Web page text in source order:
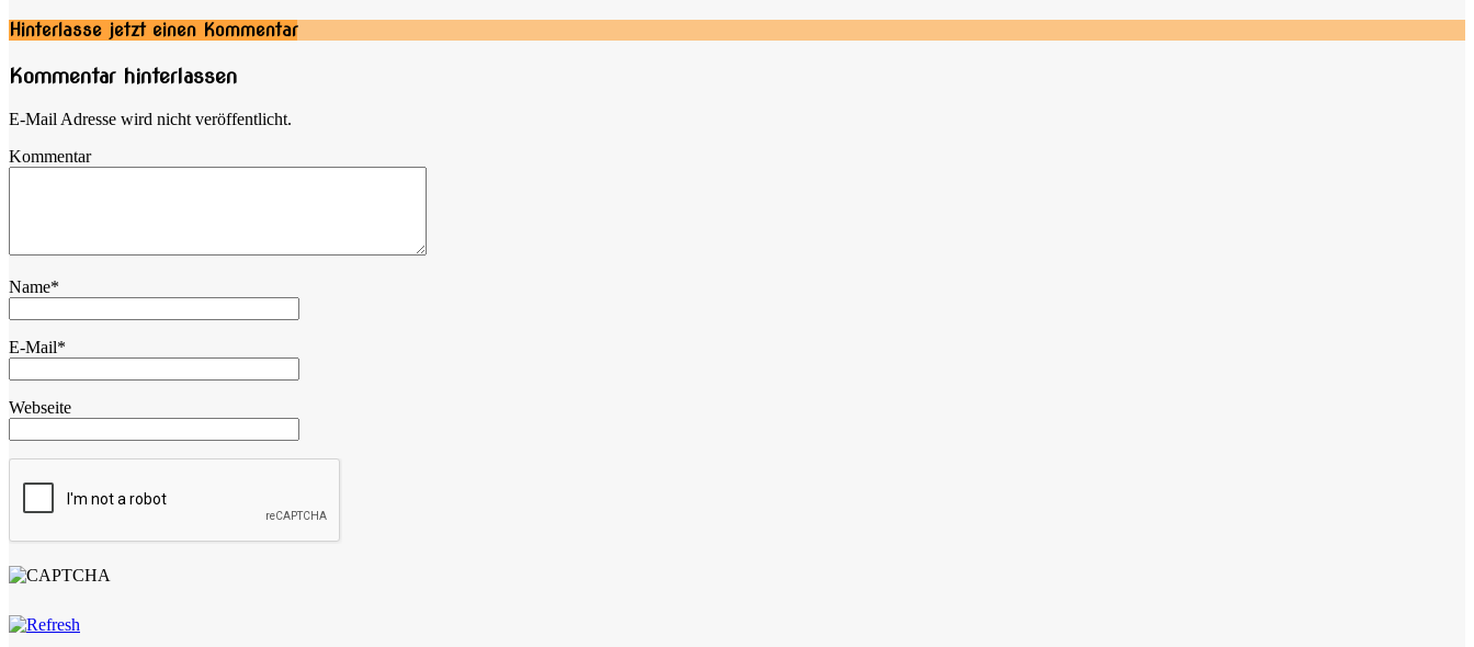
Hinterlasse jetzt einen Kommentar
Kommentar hinterlassen
E-Mail Adresse wird nicht veröffentlicht.
Kommentar
Name*
E-Mail*
Webseite